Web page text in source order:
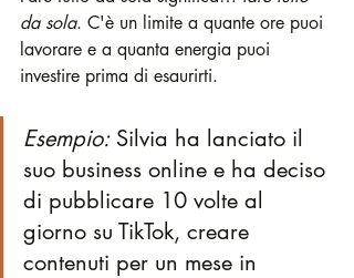
da sola. C'è un limite a quante ore puoi
lavorare e a quanta energia puoi
investire prima di esaurirti.
Esempio: Silvia ha lanciato il
suo business online e ha deciso
di pubblicare 10 volte al
giorno su TikTok, creare
contenuti per un mese in